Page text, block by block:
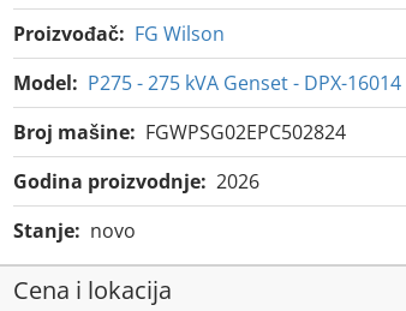
Proizvođač: FG Wilson
Model: P275 - 275 kVA Genset - DPX-16014
Broj mašine: FGWPSG02EPC502824
Godina proizvodnje: 2026
Stanje: novo
Cena i lokacija